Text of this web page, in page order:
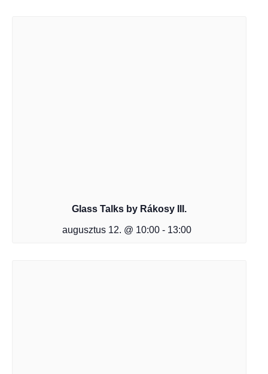
Glass Talks by Rákosy III.
augusztus 12. @ 10:00 - 13:00